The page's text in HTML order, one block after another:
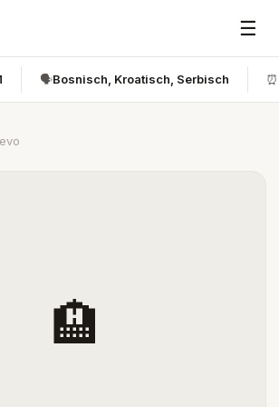
☰
🗣️Bosnisch, Kroatisch, Serbisch ⏰
🏨